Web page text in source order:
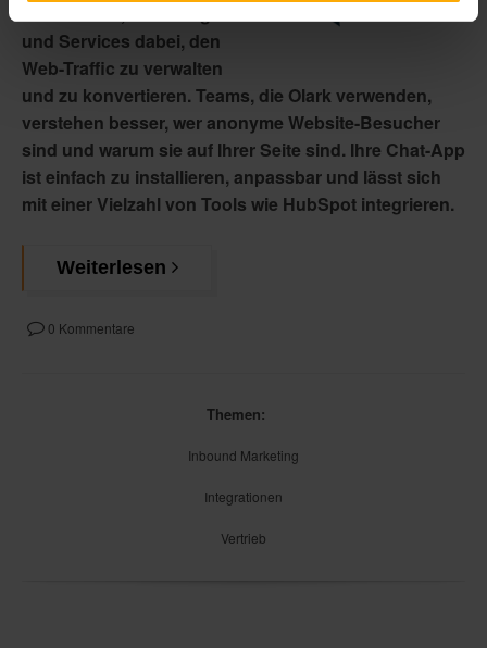
und Services dabei, den
Web-Traffic zu verwalten
und zu konvertieren. Teams, die Olark verwenden,
verstehen besser, wer anonyme Website-Besucher
sind und warum sie auf Ihrer Seite sind. Ihre Chat-App
ist einfach zu installieren, anpassbar und lässt sich
mit einer Vielzahl von Tools wie HubSpot integrieren.
Weiterlesen
0 Kommentare
Themen:
Inbound Marketing
Integrationen
Vertrieb